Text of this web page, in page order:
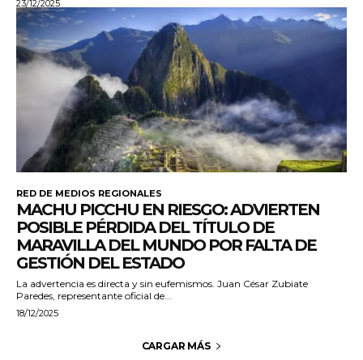
23/12/2025
RED DE MEDIOS REGIONALES
MACHU PICCHU EN RIESGO: ADVIERTEN
POSIBLE PÉRDIDA DEL TÍTULO DE
MARAVILLA DEL MUNDO POR FALTA DE
GESTIÓN DEL ESTADO
La advertencia es directa y sin eufemismos. Juan César Zubiate
Paredes, representante oficial de...
18/12/2025
CARGAR MÁS